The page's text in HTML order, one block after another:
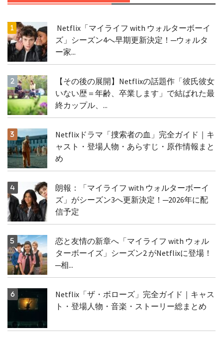
Netflix「マイライフ with ウォルターボーイ
ズ」シーズン4へ早期更新決定！─ウォルタ
ー家...
【その後の展開】Netflixの話題作「彼氏彼女
いない歴＝年齢、卒業します」で結ばれた最
終カップル、...
Netflixドラマ「捜索者の血」完全ガイド｜キ
ャスト・登場人物・あらすじ・原作情報まと
め
朗報：「マイライフ with ウォルターボーイ
ズ」がシーズン3へ更新決定！─2026年に配
信予定
恋と友情の新章へ「マイライフ with ウォル
ターボーイズ」シーズン2 がNetflixに登場！
─相...
Netflix「ザ・ボローズ」完全ガイド｜キャス
ト・登場人物・音楽・ストーリー総まとめ